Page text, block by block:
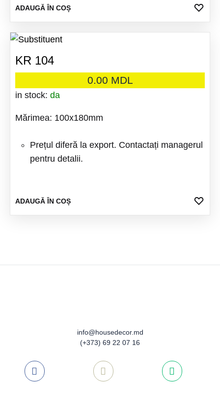
ADAUGĂ ÎN COȘ
KR 104
0.00 MDL
in stock: da
Mărimea: 100x180mm
Prețul diferă la export. Contactați managerul
pentru detalii.
ADAUGĂ ÎN COȘ
info@housedecor.md
(+373) 69 22 07 16